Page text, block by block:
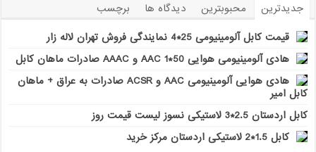
جدیدترین محبوبترین دیدگاه ها
برچسب
قیمت کابل آلومینیومی 25*4 نمایندگی فروش تهران لاله زار
هادی آلومینیومی هوایی 50*1 AAC و AAAC صادرات ماهان کابل
هادی هوایی آلومینیومی AAC و ACSR صادرات به عراق + ماهان
کابل امیر
کابل اردستان 2.5*3 لاستیکی نسوز لیست قیمت روز
کابل 1.5*2 لاستیکی اردستان مرکز خرید